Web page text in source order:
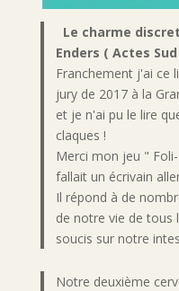
Le charme
Enders ( Actes
Franchement j'ai ce
jury de 2017 à la
et je n'ai pu le lire
claques !
Merci mon jeu "
fallait un écrivain
Il répond à de
de notre vie de tous
soucis sur notre
Notre deuxième